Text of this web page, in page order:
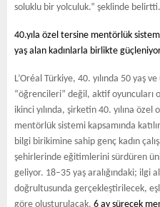
soluklu bir yolculuk.” şeklinde belirtti.
40.yıla özel tersine mentörlük
yaş alan kadınlarla birlikte
L’Oréal Türkiye, 40. yılında 50 yaş
“öğrencileri” değil, aktif oyuncuları
ikinci yılında, şirketin 40. yılına
mentörlük sistemi kapsamında
bilgi birikimine sahip genç kadın
şehirlerinde eğitimlerini sürdüren
geliyor. 18–35 yaş aralığındaki; ilgi
doğrultusunda gerçekleştirilecek,
göre oluşturulacak. 6 ay sürecek